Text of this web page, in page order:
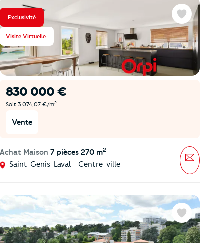
Exclusivité
Visite Virtuelle
830 000 €
Soit 3 074,07 €/m2
Vente
Achat Maison 7 pièces 270 m2
Saint-Genis-Laval - Centre-ville
Favoris
Message
Favoris